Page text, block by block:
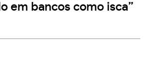
em bancos como isca”